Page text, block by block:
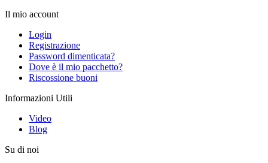
Il mio account
Login
Registrazione
Password dimenticata?
Dove è il mio pacchetto?
Riscossione buoni
Informazioni Utili
Video
Blog
Su di noi